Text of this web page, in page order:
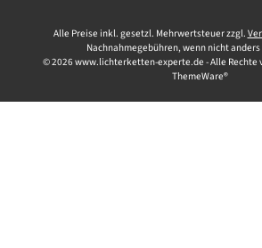
Alle Preise inkl. gesetzl. Mehrwertsteuer zzgl.
Nachnahmegebühren, wenn nicht
© 2026 www.lichterketten-experte.de - Alle Rechte
ThemeWare®